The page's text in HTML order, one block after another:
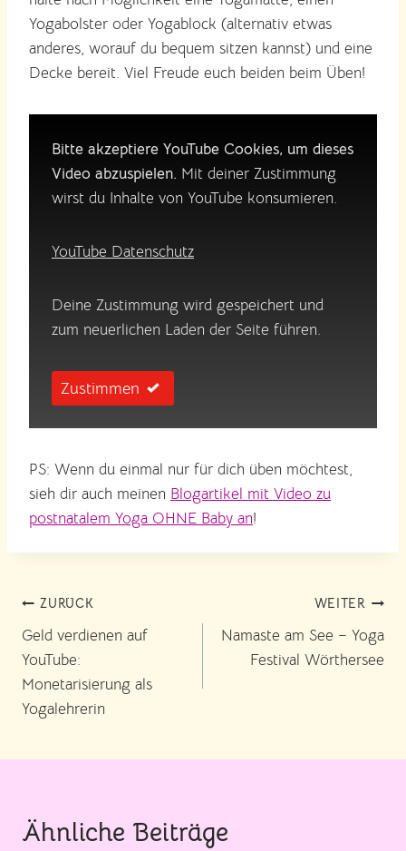
Yogabolster oder Yogablock (alternativ etwas
anderes, worauf du bequem sitzen kannst) und eine
Decke bereit. Viel Freude euch beiden beim Üben!
Bitte akzeptiere YouTube Cookies, um dieses
Video abzuspielen. Mit deiner Zustimmung
wirst du Inhalte von YouTube konsumieren.
YouTube Datenschutz
Deine Zustimmung wird gespeichert und
zum neuerlichen Laden der Seite führen.
Zustimmen
PS: Wenn du einmal nur für dich üben möchtest,
sieh dir auch meinen Blogartikel mit Video zu
postnatalem Yoga OHNE Baby an!
Beitragsnavigation
ZURÜCK
Geld verdienen auf
YouTube:
Monetarisierung als
Yogalehrerin
WEITER
Namaste am See – Yoga
Festival Wörthersee
Ähnliche Beiträge